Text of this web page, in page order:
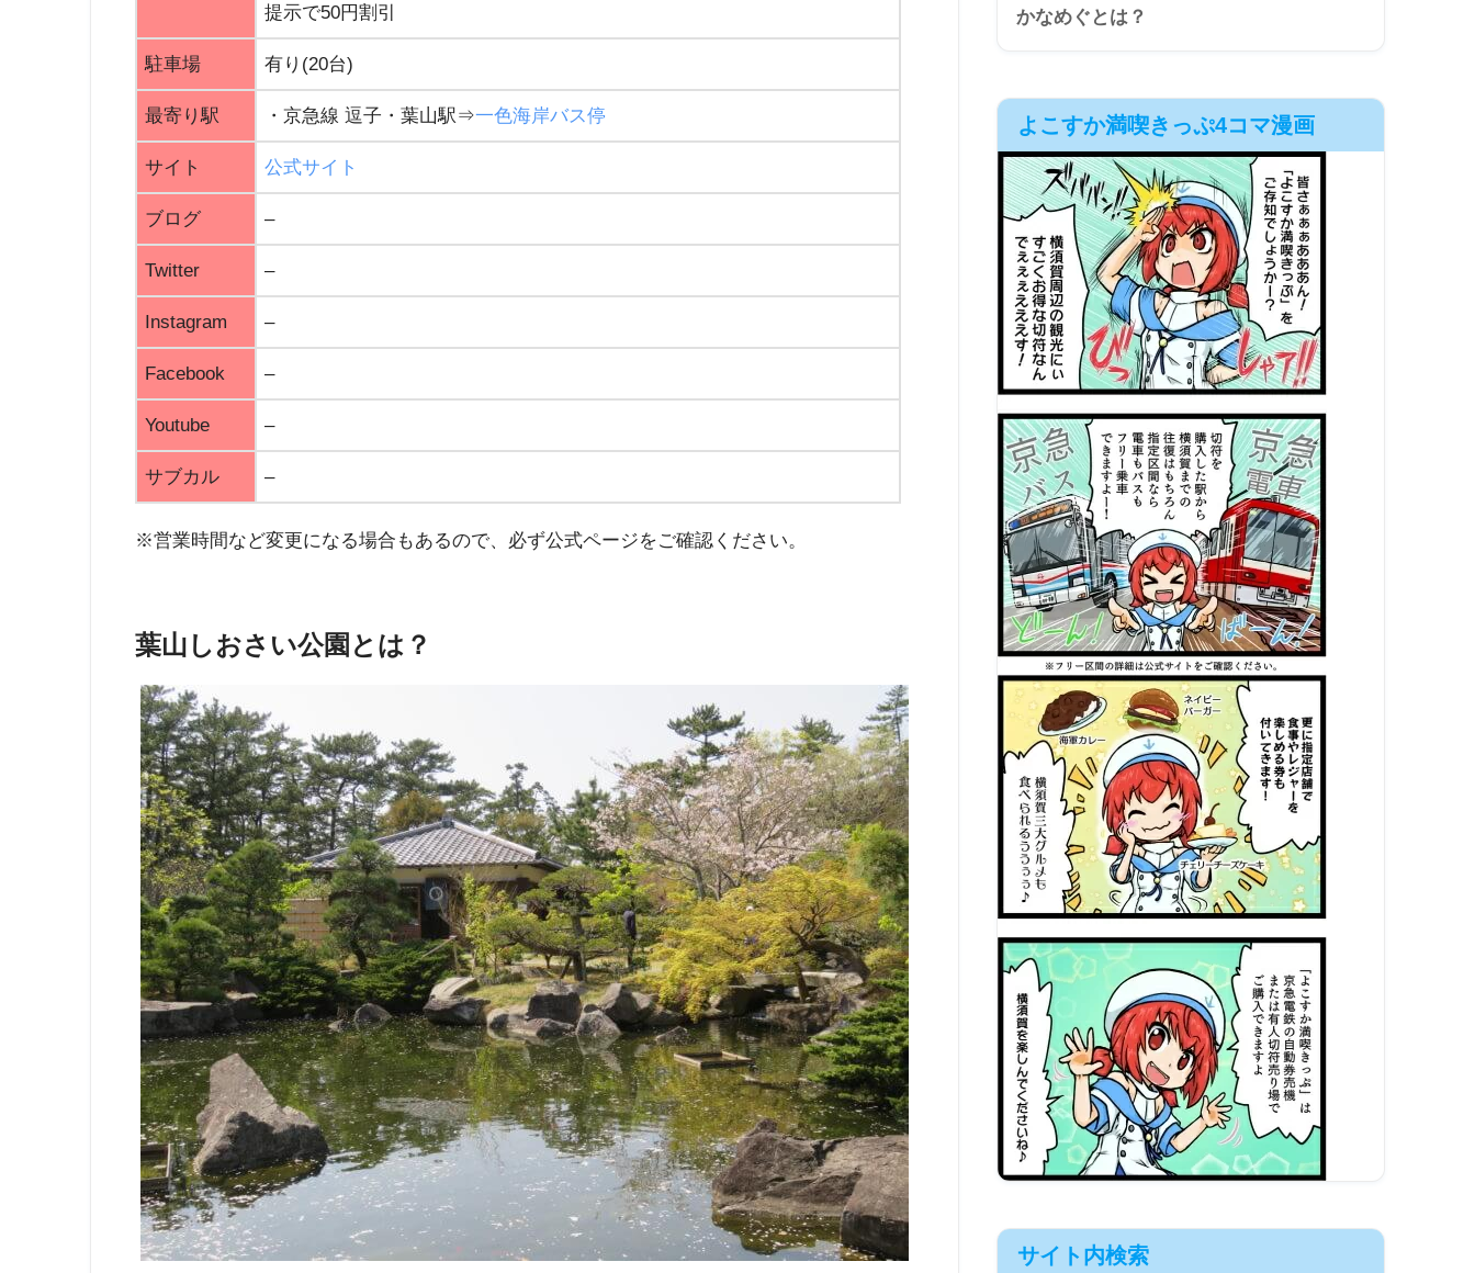
提示で50円割引
駐車場 有り(20台)
最寄り駅 ・京急線 逗子・葉山駅⇒一色海岸バス停
サイト 公式サイト
ブログ –
Twitter –
Instagram –
Facebook –
Youtube –
サブカル –
※営業時間など変更になる場合もあるので、必ず公式ページをご確認ください。
葉山しおさい公園とは？
かなめぐとは？
よこすか満喫きっぷ4コマ漫画
サイト内検索